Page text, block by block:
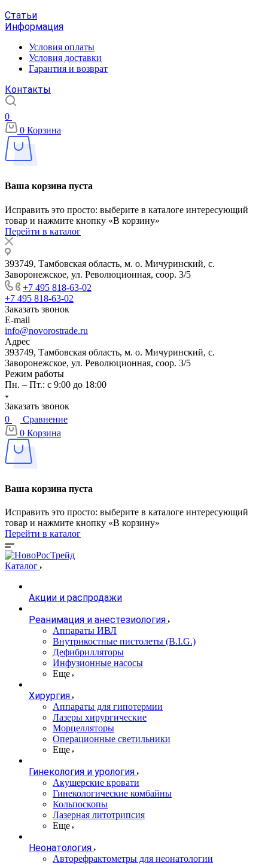
Статьи
Информация
Условия оплаты
Условия доставки
Гарантия и возврат
Контакты
0
0 Корзина
Ваша корзина пуста
Исправить это просто: выберите в каталоге интересующий
товар и нажмите кнопку «В корзину»
Перейти в каталог
393749, Тамбовская область, м. о. Мичуринский, с.
Заворонежское, ул. Революционная, соор. 3/5
+7 495 818-63-02
+7 495 818-63-02
Заказать звонок
E-mail
info@novorostrade.ru
Адрес
393749, Тамбовская область, м. о. Мичуринский, с.
Заворонежское, ул. Революционная, соор. 3/5
Режим работы
Пн. – Пт.: с 9:00 до 18:00
Заказать звонок
0
Сравнение
0 Корзина
Ваша корзина пуста
Исправить это просто: выберите в каталоге интересующий
товар и нажмите кнопку «В корзину»
Перейти в каталог
Каталог
Акции и распродажи
Реанимация и анестезиология
Аппараты ИВЛ
Внутрикостные пистолеты (B.I.G.)
Дефибрилляторы
Инфузионные насосы
Еще
Хирургия
Аппараты для гипотермии
Лазеры хирургические
Морцелляторы
Операционные светильники
Еще
Гинекология и урология
Акушерские кровати
Гинекологические комбайны
Кольпоскопы
Лазерная литотрипсия
Еще
Неонатология
Авторефрактометры для неонатологии